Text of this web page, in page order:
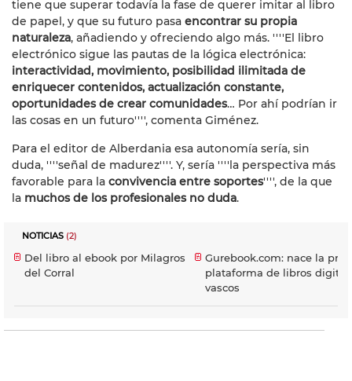
tiene que superar todavía la fase de querer imitar al libro
de papel, y que su futuro pasa encontrar su propia
naturaleza, añadiendo y ofreciendo algo más. ''''El libro
electrónico sigue las pautas de la lógica electrónica:
interactividad, movimiento, posibilidad ilimitada de
enriquecer contenidos, actualización constante,
oportunidades de crear comunidades… Por ahí podrían ir
las cosas en un futuro'''', comenta Giménez.
Para el editor de Alberdania esa autonomía sería, sin
duda, ''''señal de madurez''''. Y, sería ''''la perspectiva más
favorable para la convivencia entre soportes'''', de la que
la muchos de los profesionales no duda.
NOTICIAS (2)
Del libro al ebook por Milagros
del Corral
Gurebook.com: nace la
plataforma de libros
vascos